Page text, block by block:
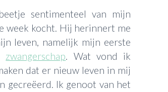
sentimenteel van mijn
week kocht. Hij herinnert me
leven, namelijk mijn eerste
zwangerschap. Wat vond ik
dat er nieuw leven in mij
gecreëerd. Ik genoot van het